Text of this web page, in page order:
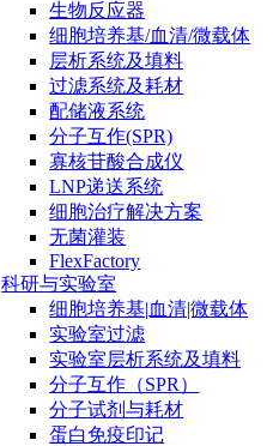
生物反应器
细胞培养基/血清/微载体
层析系统及填料
过滤系统及耗材
配储液系统
分子互作(SPR)
寡核苷酸合成仪
LNP递送系统
细胞治疗解决方案
无菌灌装
FlexFactory
科研与实验室
细胞培养基|血清|微载体
实验室过滤
实验室层析系统及填料
分子互作（SPR）
分子试剂与耗材
蛋白免疫印记